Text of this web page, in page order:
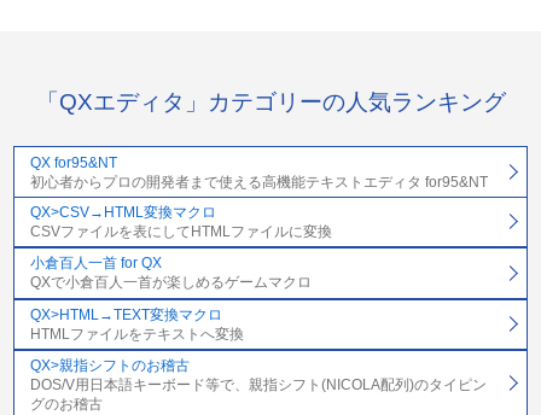
「QXエディタ」カテゴリーの人気ランキング
QX for95&NT
初心者からプロの開発者まで使える高機能テキストエディタ for95&NT
QX>CSV→HTML変換マクロ
CSVファイルを表にしてHTMLファイルに変換
小倉百人一首 for QX
QXで小倉百人一首が楽しめるゲームマクロ
QX>HTML→TEXT変換マクロ
HTMLファイルをテキストへ変換
QX>親指シフトのお稽古
DOS/V用日本語キーボード等で、親指シフト(NICOLA配列)のタイピン
グのお稽古